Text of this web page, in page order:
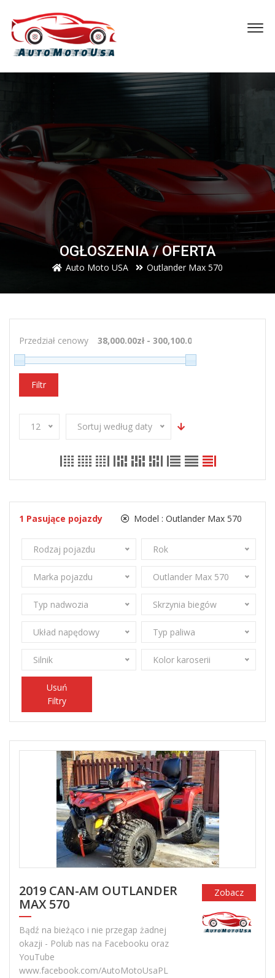
OGŁOSZENIA / OFERTA
Auto Moto USA Outlander Max 570
Przedział cenowy
Filtr
12 Sortuj według daty
1 Pasujące pojazdy Model : Outlander Max 570
Rodzaj pojazdu Rok
Marka pojazdu Outlander Max 570
Typ nadwozia Skrzynia biegów
Układ napędowy Typ paliwa
Silnik Kolor karoserii
Usuń
Filtry
2019 CAN-AM OUTLANDER
MAX 570
Bądź na bieżąco i nie przegap żadnej
okazji - Polub nas na Facebooku oraz
YouTube
www.facebook.com/AutoMotoUsaPL
Zobacz